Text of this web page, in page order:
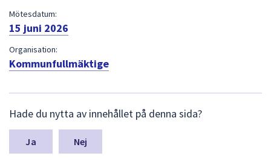
Mötesdatum:
15 juni 2026
Organisation:
Kommunfullmäktige
ä
m
a
Hade du nytta av innehållet på denna sida?
Nej